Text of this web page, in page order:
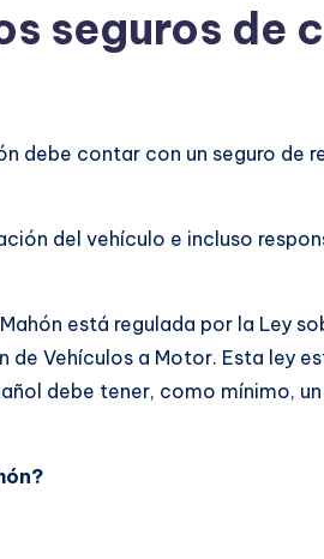
seguros de
debe contar con un seguro de
del vehículo e incluso
está regulada por la Ley
de Vehículos a Motor. Esta ley
debe tener, como mínimo, un